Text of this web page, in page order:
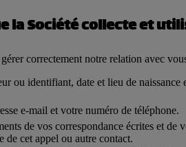
la Société collecte et
correctement notre relation avec
ou identifiant, date et lieu de
e-mail et votre numéro de téléphone.
de vos correspondance écrites et
de cet appel ou autre contact.